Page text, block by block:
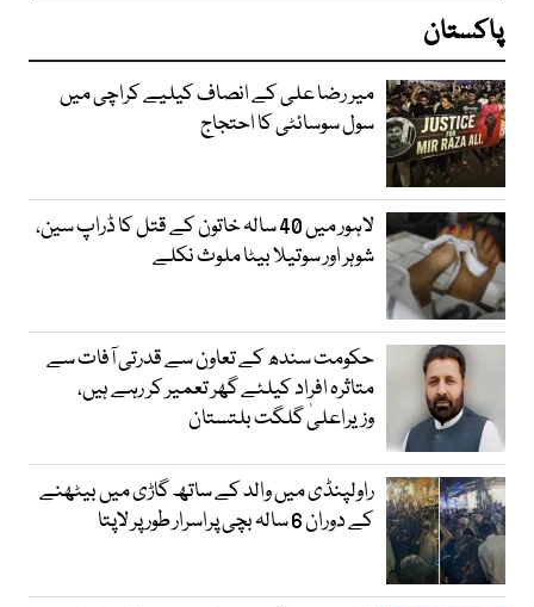
پاکستان
میر رضا علی کے انصاف کیلیے کراچی میں
سول سوسائٹی کا احتجاج
لاہور میں 40 سالہ خاتون کے قتل کا ڈراپ سین،
شوہر اور سوتیلا بیٹا ملوث نکلے
حکومت سندھ کے تعاون سے قدرتی آفات سے
متاثرہ افراد کیلئے گھر تعمیر کر رہے ہیں،
وزیراعلیٰ گلگت بلتستان
راولپنڈی میں والد کے ساتھ گاڑی میں بیٹھنے
کے دوران 6 سالہ بچی پراسرار طور پر لاپتا